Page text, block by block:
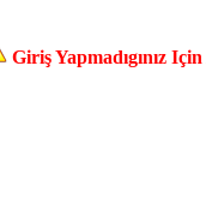
Giriş Yapmadıgınız